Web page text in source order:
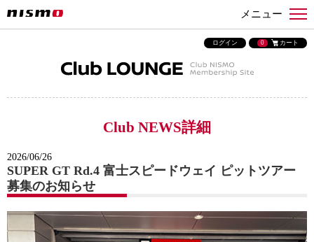
メニュー
ログイン 0 カート
Club NEWS詳細
2026/06/26
SUPER GT Rd.4 富士スピードウェイ ピットツアー
募集のお知らせ